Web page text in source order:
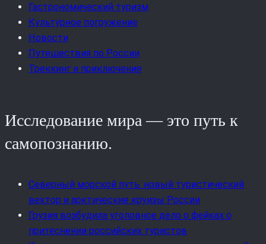
Гастрономический туризм
Культурное погружение
Новости
Путешествия по России
Треккинг и приключения
Исследование мира — это путь к
самопознанию.
Северный морской путь: новый туристический
вектор и арктические круизы России
Грузия возбудила уголовное дело о фейках о
притеснении российских туристов